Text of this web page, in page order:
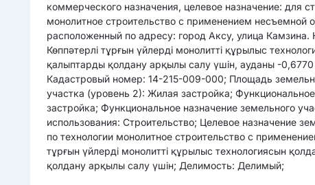
коммерческого назначения, целевое назначение: для
монолитное строительство с применением несъемной
расположенный по адресу: город Аксу, улица
Көппәтерлі тұрғын үйлерді монолитті құрылыс
қалыптарды қолдану арқылы салу үшін, ауданы -
Кадастровый номер: 14-215-009-000; Площадь
участка (уровень 2): Жилая застройка;
застройка; Функциональное назначение земельного
использования: Строительство; Целевое назначение
по технологии монолитное строительство с
тұрғын үйлерді монолитті құрылыс технологиясын
қолдану арқылы салу үшін; Делимость: Делимый;